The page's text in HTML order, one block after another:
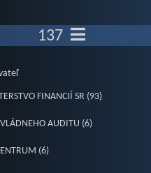
137
FINANCIÍ SR (93)
AUDITU (6)
(6)